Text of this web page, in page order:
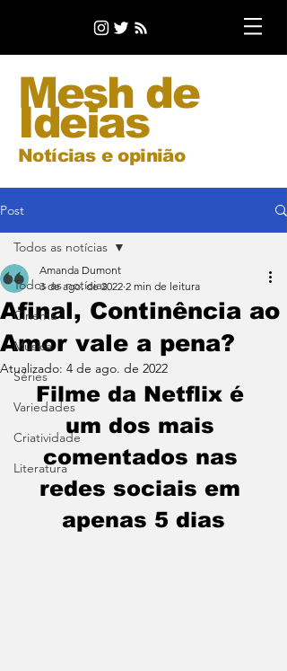
Mesh de
Ideias
Notícias e opinião
Post
Todos as notícias
Cinema
Música
Séries
Variedades
Criatividade
Literatura
Todos as notícias
Afinal, Continência ao
Amor vale a pena?
Amanda Dumont
3 de ago. de 2022 2 min de leitura
Atualizado: 4 de ago. de 2022
Filme da Netflix é
um dos mais
comentados nas
redes sociais em
apenas 5 dias